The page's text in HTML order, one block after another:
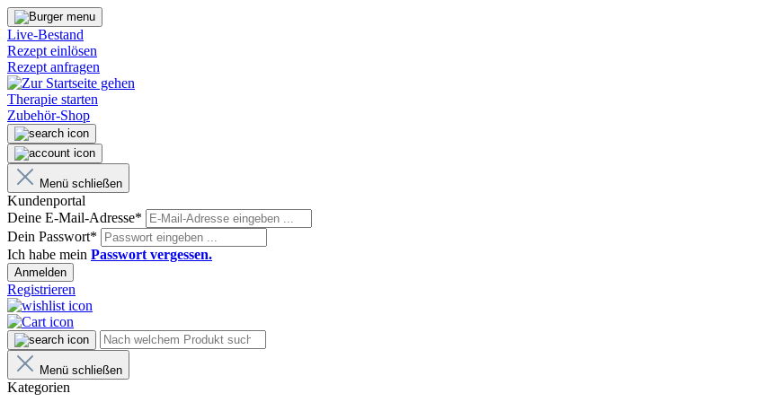
Live-Bestand
Rezept einlösen
Rezept anfragen
Therapie starten
Zubehör-Shop
Menü schließen
Kundenportal
Deine E-Mail-Adresse*
Dein Passwort*
Ich habe mein Passwort vergessen.
Anmelden
Registrieren
Menü schließen
Kategorien